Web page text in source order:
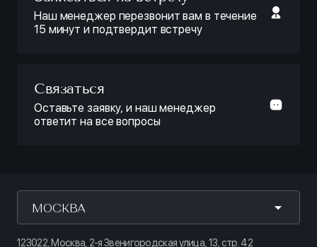
Наш менеджер перезвонит вам в течение
15 минут и подтвердит встречу
Связаться
Оставьте заявку, и наш менеджер
ответит на все вопросы
МОСКВА
123022, Москва, 2-я Звенигородская улица, 13, стр. 42